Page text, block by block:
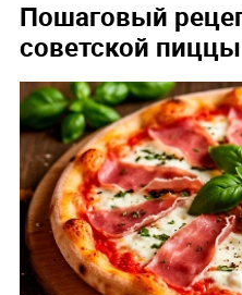
Пошаговый
советской пиццы